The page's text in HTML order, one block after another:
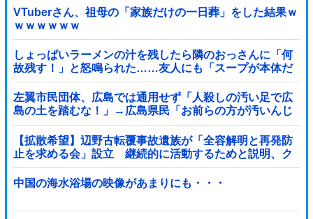
VTuberさん、祖母の「家族だけの一日葬」をした結果ｗ
ｗｗｗｗｗｗ
しょっぱいラーメンの汁を残したら隣のおっさんに「何
故残す！」と怒鳴られた……友人にも「スープが本体だ
ろあり得ない」と説教されたんだが、塩分過剰だし味の
好みは自由だろ！
左翼市民団体、広島では通用せず「人殺しの汚い足で広
島の土を踏むな！」→広島県民「お前らの方が汚いんじ
ゃ！」「ワシらが広島県民じゃ」
【拡散希望】辺野古転覆事故遺族が「全容解明と再発防
止を求める会」設立 継続的に活動するためと説明、ク
ラファン立ち上げも準備
中国の海水浴場の映像があまりにも・・・